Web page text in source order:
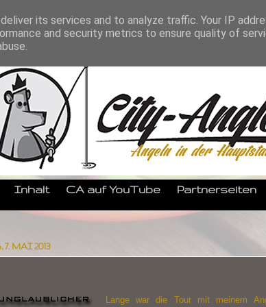
Inhalt CA auf YouTube Partnerseiten
MAI 2013
Lange war die Tour mit meinem
its services and to analyze traffic. Your IP
and security metrics to ensure quality of